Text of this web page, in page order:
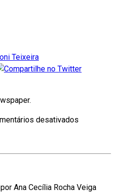
Teixeira
desativados
Ana Cecília Rocha Veiga